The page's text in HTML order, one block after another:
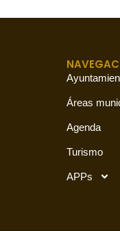
Áreas
Agenda
Turismo
APPs